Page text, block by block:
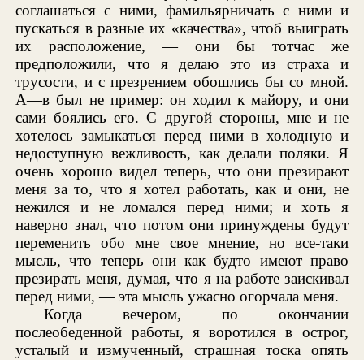
соглашаться с ними, фамильярничать с ними и
пускаться в разные их «качества», чтоб выиграть
их расположение, — они бы тотчас же
предположили, что я делаю это из страха и
трусости, и с презрением обошлись бы со мной.
А—в был не пример: он ходил к майору, и они
сами боялись его. С другой стороны, мне и не
хотелось замыкаться перед ними в холодную и
недоступную вежливость, как делали поляки. Я
очень хорошо видел теперь, что они презирают
меня за то, что я хотел работать, как и они, не
нежился и не ломался перед ними; и хоть я
наверно знал, что потом они принуждены будут
переменить обо мне свое мнение, но все-таки
мысль, что теперь они как будто имеют право
презирать меня, думая, что я на работе заискивал
перед ними, — эта мысль ужасно огорчала меня.
Когда вечером, по окончании
послеобеденной работы, я воротился в острог,
усталый и измученный, страшная тоска опять